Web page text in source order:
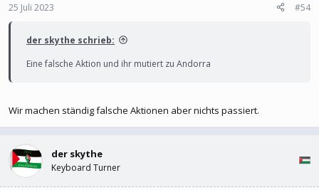
25 Juli 2023 #54
der skythe schrieb:
Eine falsche Aktion und ihr mutiert zu Andorra
Wir machen ständig falsche Aktionen aber nichts passiert.
der skythe
Keyboard Turner